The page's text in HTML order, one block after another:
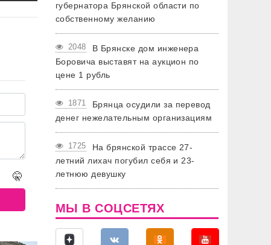
🤫
губернатора Брянской области по
собственному желанию
2048
В Брянске дом инженера
Боровича выставят на аукцион по
цене 1 рубль
1871
Брянца осудили за перевод
денег нежелательным организациям
1725
На брянской трассе 27-
летний лихач погубил себя и 23-
летнюю девушку
МЫ В СОЦСЕТЯХ